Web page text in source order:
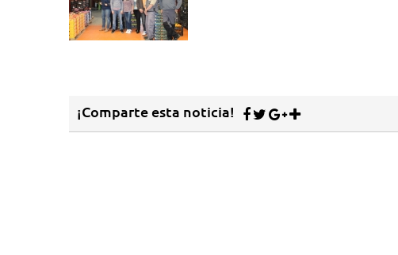
¡Comparte esta noticia!